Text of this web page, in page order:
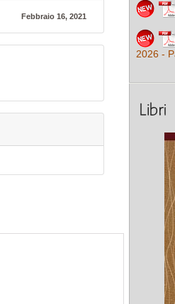
Febbraio 16, 2021
2026 -